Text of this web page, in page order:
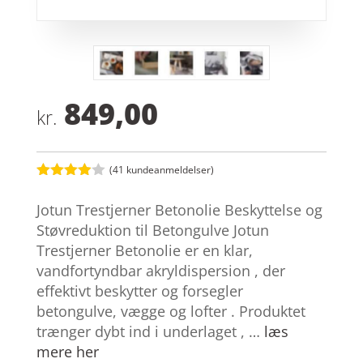
kr. 849,00
ud af 5
baseret
på
kundebed
ømmelse
r
(41 kundeanmeldelser)
Jotun Trestjerner Betonolie Beskyttelse og
Støvreduktion til Betongulve Jotun
Trestjerner Betonolie er en klar,
vandfortyndbar akryldispersion , der
effektivt beskytter og forsegler
betongulve, vægge og lofter . Produktet
trænger dybt ind i underlaget , … læs
mere her